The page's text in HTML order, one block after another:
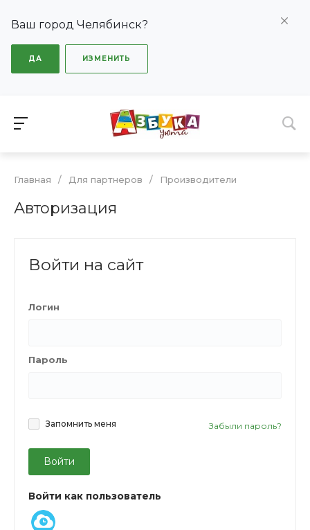
Ваш город Челябинск?
ДА ИЗМЕНИТЬ
Главная / Для партнеров / Производители
Авторизация
Войти на сайт
Логин
Пароль
Запомнить меня Забыли пароль?
Войти
Войти как пользователь